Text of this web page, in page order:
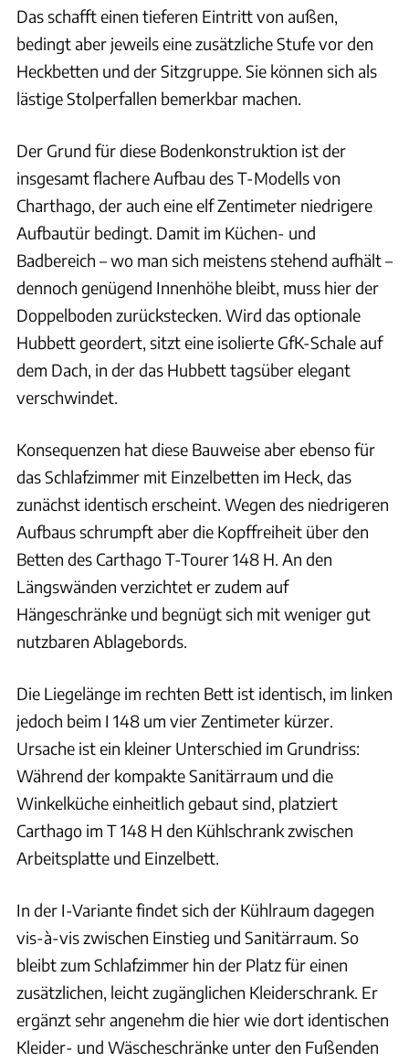
Das schafft einen tieferen Eintritt von außen,
bedingt aber jeweils eine zusätzliche Stufe vor den
Heckbetten und der Sitzgruppe. Sie können sich als
lästige Stolperfallen bemerkbar machen.
Der Grund für diese Bodenkonstruktion ist der
insgesamt flachere Aufbau des T-Modells von
Charthago, der auch eine elf Zentimeter niedrigere
Aufbautür bedingt. Damit im Küchen- und
Badbereich – wo man sich meistens stehend aufhält –
dennoch genügend Innenhöhe bleibt, muss hier der
Doppelboden zurückstecken. Wird das optionale
Hubbett geordert, sitzt eine isolierte GfK-Schale auf
dem Dach, in der das Hubbett tagsüber elegant
verschwindet.
Konsequenzen hat diese Bauweise aber ebenso für
das Schlafzimmer mit Einzelbetten im Heck, das
zunächst identisch erscheint. Wegen des niedrigeren
Aufbaus schrumpft aber die Kopffreiheit über den
Betten des Carthago T-Tourer 148 H. An den
Längswänden verzichtet er zudem auf
Hängeschränke und begnügt sich mit weniger gut
nutzbaren Ablagebords.
Die Liegelänge im rechten Bett ist identisch, im linken
jedoch beim I 148 um vier Zentimeter kürzer.
Ursache ist ein kleiner Unterschied im Grundriss:
Während der kompakte Sanitärraum und die
Winkelküche einheitlich gebaut sind, platziert
Carthago im T 148 H den Kühlschrank zwischen
Arbeitsplatte und Einzelbett.
In der I-Variante findet sich der Kühlraum dagegen
vis-à-vis zwischen Einstieg und Sanitärraum. So
bleibt zum Schlafzimmer hin der Platz für einen
zusätzlichen, leicht zugänglichen Kleiderschrank. Er
ergänzt sehr angenehm die hier wie dort identischen
Kleider- und Wäscheschränke unter den Fußenden